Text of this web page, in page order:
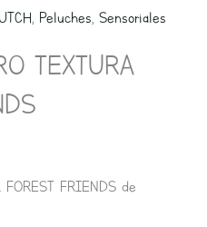
, Peluches, Sensoriales
TEXTURA
FOREST FRIENDS de